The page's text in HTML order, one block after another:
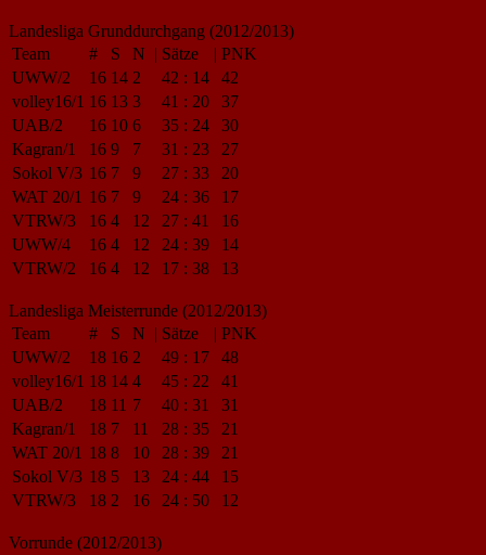
Landesliga Grunddurchgang (2012/2013)
Team
# S N | Sätze | PNK
UWW/2
16 14 2 42 : 14
42
volley16/1 16 13 3 41 : 20
37
UAB/2
16 10 6 35 : 24
30
Kagran/1
16 9 7 31 : 23
27
Sokol V/3 16 7 9 27 : 33
20
WAT 20/1 16 7 9 24 : 36
17
VTRW/3
16 4 12 27 : 41
16
UWW/4
16 4 12 24 : 39
14
VTRW/2
16 4 12 17 : 38 13
Landesliga Meisterrunde (2012/2013)
Team
# S N | Sätze | PNK
UWW/2
18 16 2 49 : 17
48
volley16/1 18 14 4 45 : 22
41
UAB/2
18 11 7 40 : 31
31
Kagran/1
18 7 11 28 : 35
21
WAT 20/1 18 8 10 28 : 39
21
Sokol V/3 18 5 13 24 : 44
15
VTRW/3
18 2 16 24 : 50 12
Vorrunde (2012/2013)